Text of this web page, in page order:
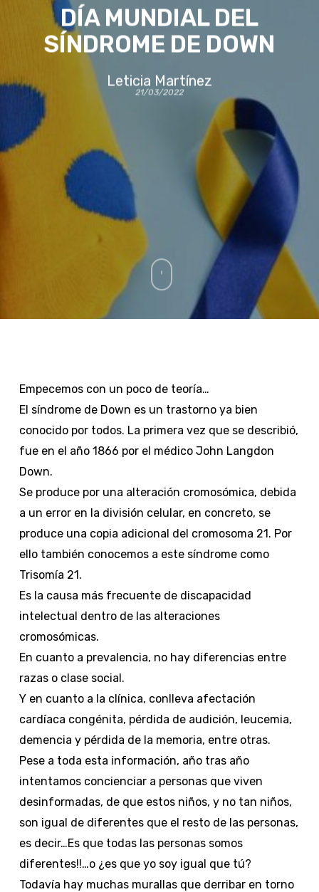
DÍA MUNDIAL DEL
SÍNDROME DE DOWN
Leticia Martínez
21/03/2022
Empecemos con un poco de teoría…
El síndrome de Down es un trastorno ya bien
conocido por todos. La primera vez que se describió,
fue en el año 1866 por el médico John Langdon
Down.
Se produce por una alteración cromosómica, debida
a un error en la división celular, en concreto, se
produce una copia adicional del cromosoma 21. Por
ello también conocemos a este síndrome como
Trisomía 21.
Es la causa más frecuente de discapacidad
intelectual dentro de las alteraciones
cromosómicas.
En cuanto a prevalencia, no hay diferencias entre
razas o clase social.
Y en cuanto a la clínica, conlleva afectación
cardíaca congénita, pérdida de audición, leucemia,
demencia y pérdida de la memoria, entre otras.
Pese a toda esta información, año tras año
intentamos concienciar a personas que viven
desinformadas, de que estos niños, y no tan niños,
son igual de diferentes que el resto de las personas,
es decir…Es que todas las personas somos
diferentes!!…o ¿es que yo soy igual que tú?
Todavía hay muchas murallas que derribar en torno